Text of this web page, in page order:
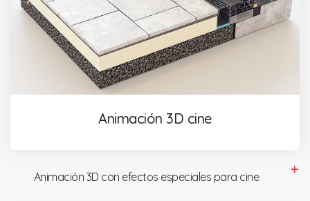
Animación 3D cine
Animación 3D con efectos especiales para cine